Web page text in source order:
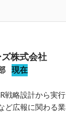
株式会社
現在
戦略設計から実
ど広報に関わる